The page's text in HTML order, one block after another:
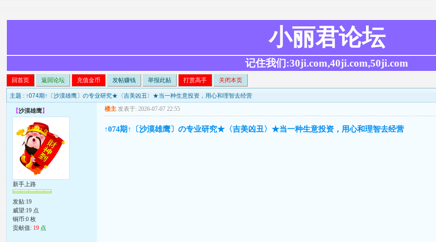
小丽君论坛
记住我们:30ji.com,40ji.com,50ji.com
回首页 返回论坛 充值金币 发帖赚钱 举报此贴 打赏高手 关闭本页
主题 : ↑074期↑〔沙漠雄鹰〕の专业研究★〈吉美凶丑〉★当一种生意投资，用心和理智去经营
【沙漠雄鹰】
新手上路
发贴:19
威望:19 点
铜币:0 枚
贡献值: 19 点
楼主 发表于: 2026-07-07 22:55
↑074期↑〔沙漠雄鹰〕の专业研究★〈吉美凶丑〉★当一种生意投资，用心和理智去经营